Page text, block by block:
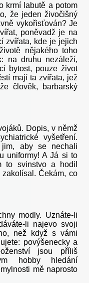
krmí labutě a potom
že jeden živočišný
vykořisťován? Je
poněvadž je na
zvířata, kde je jejich
nějakého toho
na druhu nezáleží,
bytost, pouze život
mají ta zvířata, jež
člověk, barbarský
Dopis, v němž
vyšetření.
aby se nechali
uniformy! A Já si to
to svinstvo a hodil
Čekám, co
modly. Uznáte-li
li najevo svoji
než když s vámi
povýšenecky a
jsou příliš
hobby hledání
mě naprosto